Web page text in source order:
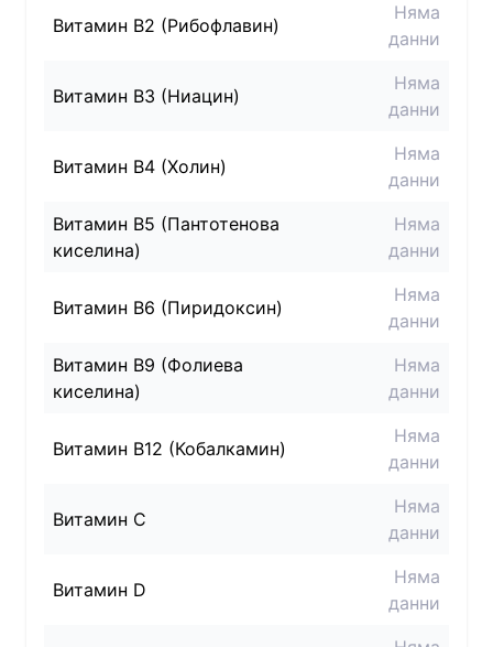
Витамин B2 (Рибофлавин)
Няма
данни
Витамин B3 (Ниацин)
Няма
данни
Витамин B4 (Холин)
Няма
данни
Витамин B5 (Пантотенова
киселина)
Няма
данни
Витамин B6 (Пиридоксин)
Няма
данни
Витамин B9 (Фолиева
киселина)
Няма
данни
Витамин B12 (Кобалкамин)
Няма
данни
Витамин C
Няма
данни
Витамин D
Няма
данни